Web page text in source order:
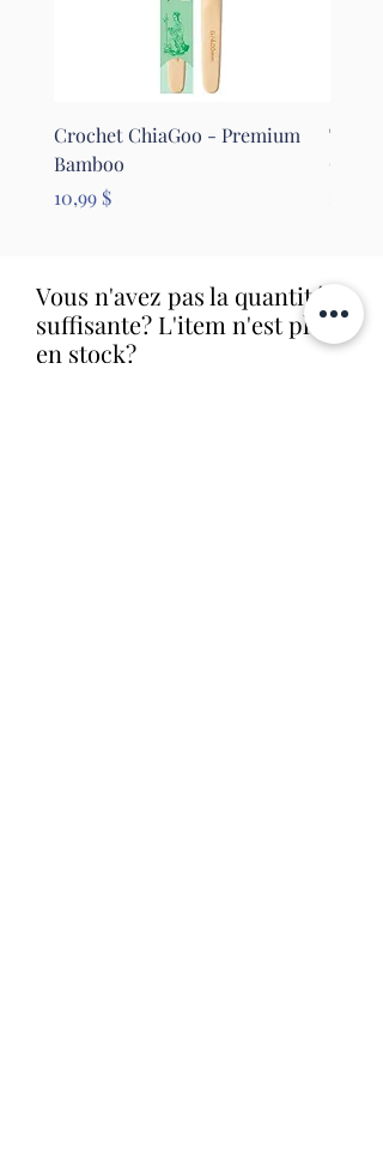
Crochet ChiaGoo - Premium
Bamboo
Prix
10,99 $
Tapis
Clover
Vous n'avez pas la quantité
suffisante? L'item n'est plus
en stock?